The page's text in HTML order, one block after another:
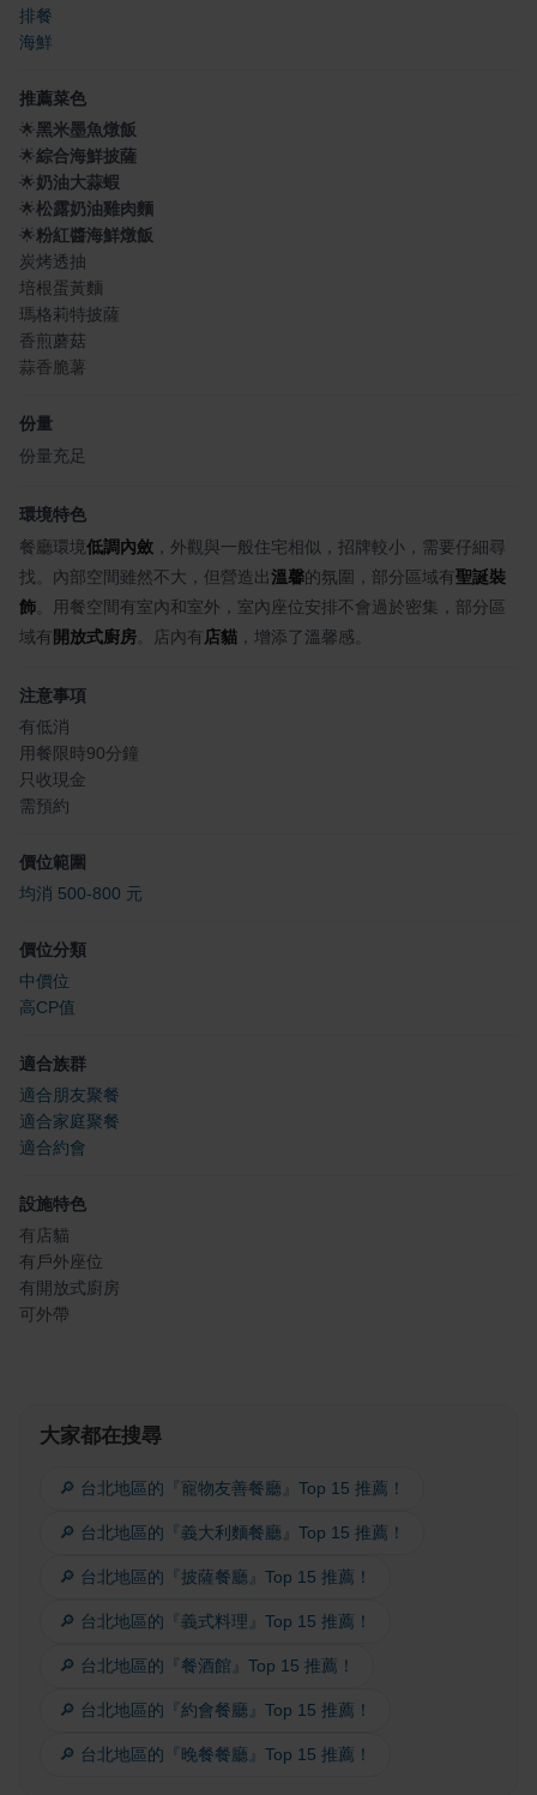
排餐
海鮮
推薦菜色
🌟黑米墨魚燉飯
🌟綜合海鮮披薩
🌟奶油大蒜蝦
🌟松露奶油雞肉麵
🌟粉紅醬海鮮燉飯
炭烤透抽
培根蛋黃麵
瑪格莉特披薩
香煎蘑菇
蒜香脆薯
份量
份量充足
環境特色
餐廳環境低調內斂 ，外觀與一般住宅相似，招牌較小，需要仔細尋
找。內部空間雖然不大，但營造出溫馨的氛圍，部分區域有聖誕裝
飾 。用餐空間有室內和室外，室內座位安排不會過於密集，部分區
域有 開放式廚房 。店內有 店貓 ，增添了溫馨感。
注意事項
有低消
用餐限時90分鐘
只收現金
需預約
價位範圍
均消 500-800 元
價位分類
中價位
高CP值
適合族群
適合朋友聚餐
適合家庭聚餐
適合約會
設施特色
有店貓
有戶外座位
有開放式廚房
可外帶
大家都在搜尋
🔎 台北地區的『寵物友善餐廳』Top 15 推薦！
🔎 台北地區的『義大利麵餐廳』Top 15 推薦！
🔎 台北地區的『披薩餐廳』Top 15 推薦！
🔎 台北地區的『義式料理』Top 15 推薦！
🔎 台北地區的『餐酒館』Top 15 推薦！
🔎 台北地區的『約會餐廳』Top 15 推薦！
🔎 台北地區的『晚餐餐廳』Top 15 推薦！